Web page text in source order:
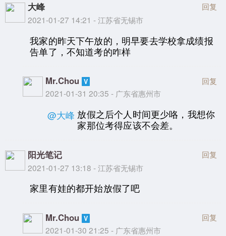
大峰
2021-01-27 14:21 - 江苏省无锡市
回复
我家的昨天下午放的，明早要去学校拿成绩报
告单了，不知道考的咋样
Mr.Chou
2021-01-31 20:35 - 广东省惠州市
回复
@大峰 放假之后个人时间更少咯，我想你
家那位考得应该不会差。
阳光笔记
2021-01-27 13:18 - 江苏省无锡市
回复
家里有娃的都开始放假了吧
Mr.Chou
2021-01-30 21:25 - 广东省惠州市
回复